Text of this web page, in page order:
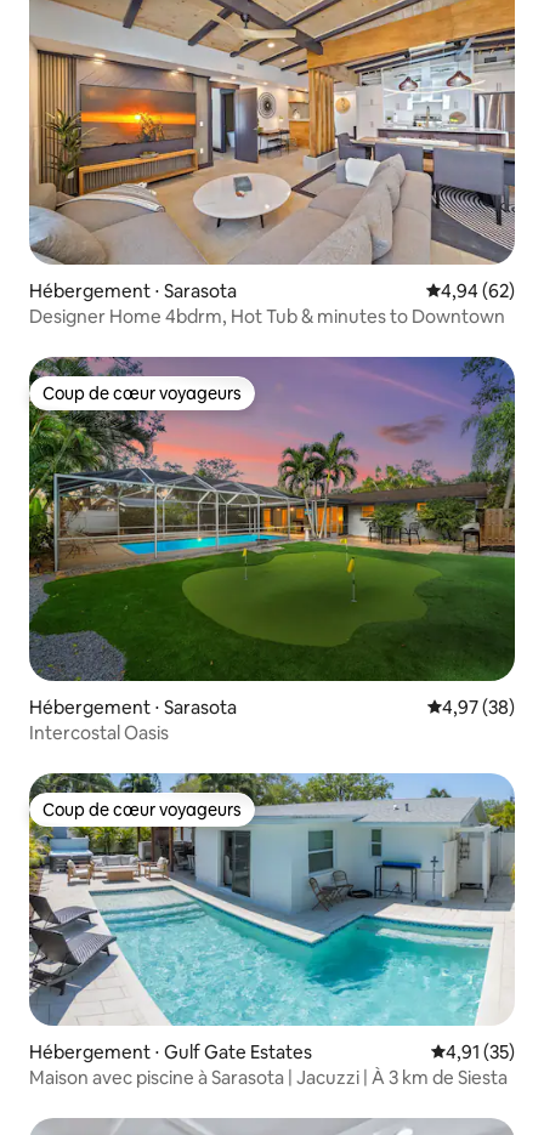
Hébergement ⋅ Sarasota Évaluation
4,94 (62)
Designer Home 4bdrm, Hot Tub & minutes to Downtown
Coup de cœur voyageurs
Coup de cœur voyageurs
Hébergement ⋅ Sarasota Évaluation
4,97 (38)
Intercostal Oasis
Coup de cœur voyageurs
Coup de cœur voyageurs
Hébergement ⋅ Gulf Gate Estates Évaluation
4,91 (35)
Maison avec piscine à Sarasota | Jacuzzi | À 3 km de Siesta